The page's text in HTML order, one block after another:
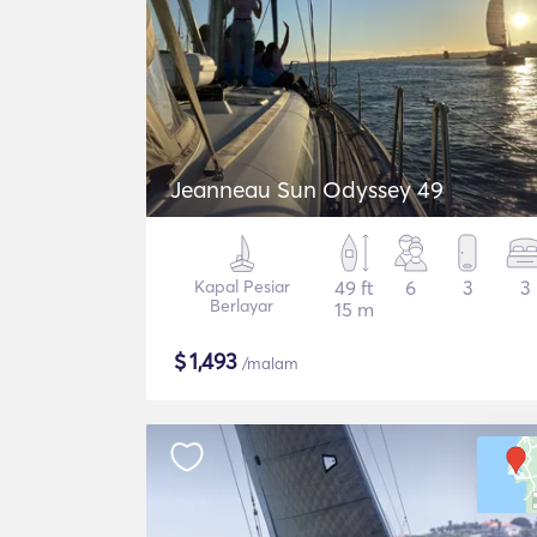
Jeanneau Sun Odyssey 49
Kapal Pesiar
Berlayar
49 ft
15 m
6 3 3
$1,493 /malam